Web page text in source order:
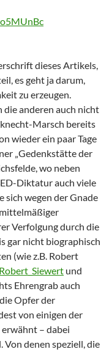
dieses Artikels,
es geht ja darum,
zu erzeugen.
die anderen auch nicht
Marsch bereits
wieder ein paar Tage
„Gedenkstätte der
wo neben
Diktatur auch viele
sich wegen der Gnade
Verfolgung durch die
gar nicht biographisch
(wie z.B. Robert
und
Ehrengrab auch
Opfer der
von einigen der
– dabei
Von denen speziell, die